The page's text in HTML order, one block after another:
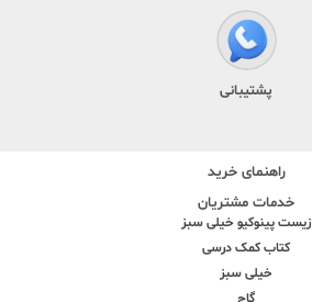
پشتیبانی
راهنمای خرید
خدمات مشتریان
زیست پینوکیو خیلی سبز
کتاب کمک درسی
خیلی سبز